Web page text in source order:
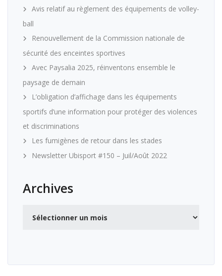
Avis relatif au règlement des équipements de volley-
ball
Renouvellement de la Commission nationale de
sécurité des enceintes sportives
Avec Paysalia 2025, réinventons ensemble le
paysage de demain
L’obligation d’affichage dans les équipements
sportifs d’une information pour protéger des violences
et discriminations
Les fumigènes de retour dans les stades
Newsletter Ubisport #150 – Juil/Août 2022
Archives